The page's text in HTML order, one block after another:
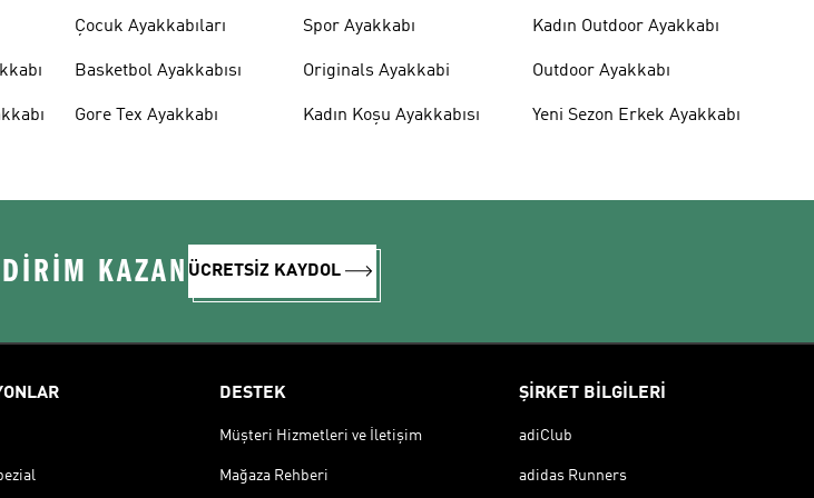
Çocuk Ayakkabıları
Basketbol Ayakkabısı
Gore Tex Ayakkabı
Spor Ayakkabı
Originals Ayakkabi
Kadın Koşu Ayakkabısı
Kadın Outdoor Ayakkabı
Outdoor Ayakkabı
Yeni Sezon Erkek Ayakkabı
KAZAN ÜCRETSİZ KAYDOL
DESTEK
Müşteri Hizmetleri ve İletişim
Mağaza Rehberi
ŞİRKET BİLGİLERİ
adiClub
adidas Runners